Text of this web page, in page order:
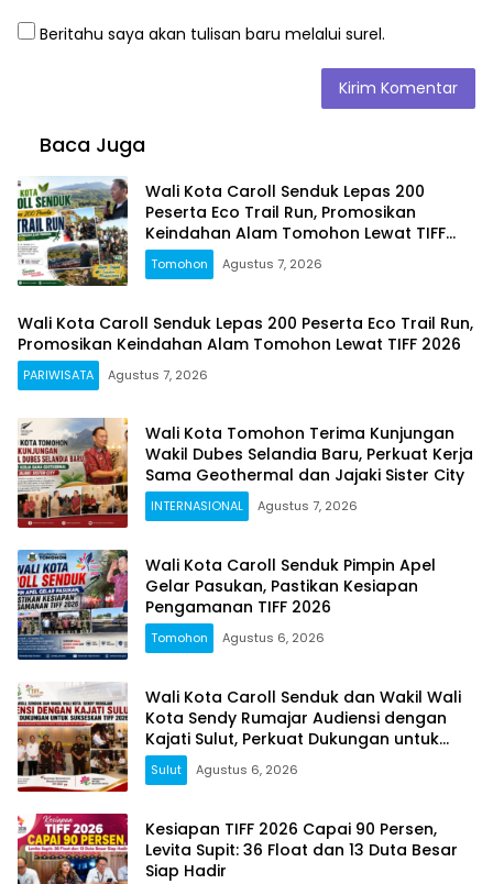
Beritahu saya akan tulisan baru melalui surel.
Baca Juga
Wali Kota Caroll Senduk Lepas 200
Peserta Eco Trail Run, Promosikan
Keindahan Alam Tomohon Lewat TIFF
2026
Tomohon Agustus 7, 2026
Wali Kota Caroll Senduk Lepas 200 Peserta Eco Trail Run,
Promosikan Keindahan Alam Tomohon Lewat TIFF 2026
PARIWISATA Agustus 7, 2026
Wali Kota Tomohon Terima Kunjungan
Wakil Dubes Selandia Baru, Perkuat Kerja
Sama Geothermal dan Jajaki Sister City
INTERNASIONAL Agustus 7, 2026
Wali Kota Caroll Senduk Pimpin Apel
Gelar Pasukan, Pastikan Kesiapan
Pengamanan TIFF 2026
Tomohon Agustus 6, 2026
Wali Kota Caroll Senduk dan Wakil Wali
Kota Sendy Rumajar Audiensi dengan
Kajati Sulut, Perkuat Dukungan untuk
Sukseskan TIFF 2026
Sulut Agustus 6, 2026
Kesiapan TIFF 2026 Capai 90 Persen,
Levita Supit: 36 Float dan 13 Duta Besar
Siap Hadir